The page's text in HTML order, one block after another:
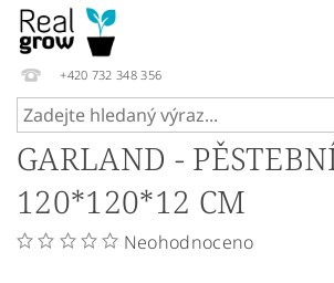
+420 732 348 356
GARLAND -
120*120*12 CM
Neohodnoceno